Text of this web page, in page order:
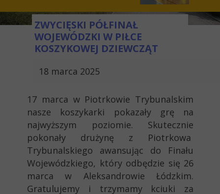
18 marca 2025
ZWYCIĘSKI PÓŁFINAŁ
WOJEWÓDZKI W PIŁCE
KOSZYKOWEJ DZIEWCZĄT
17 marca w Piotrkowie Trybunalskim
nasze koszykarki pokazały grę na
najwyższym poziomie. Skutecznie
pokonały drużynę z Piotrkowa
Trybunalskiego awansując do Finału
Wojewódzkiego, który odbędzie się 26
marca w Aleksandrowie Łódzkim.
Gratulujemy i trzymamy kciuki za